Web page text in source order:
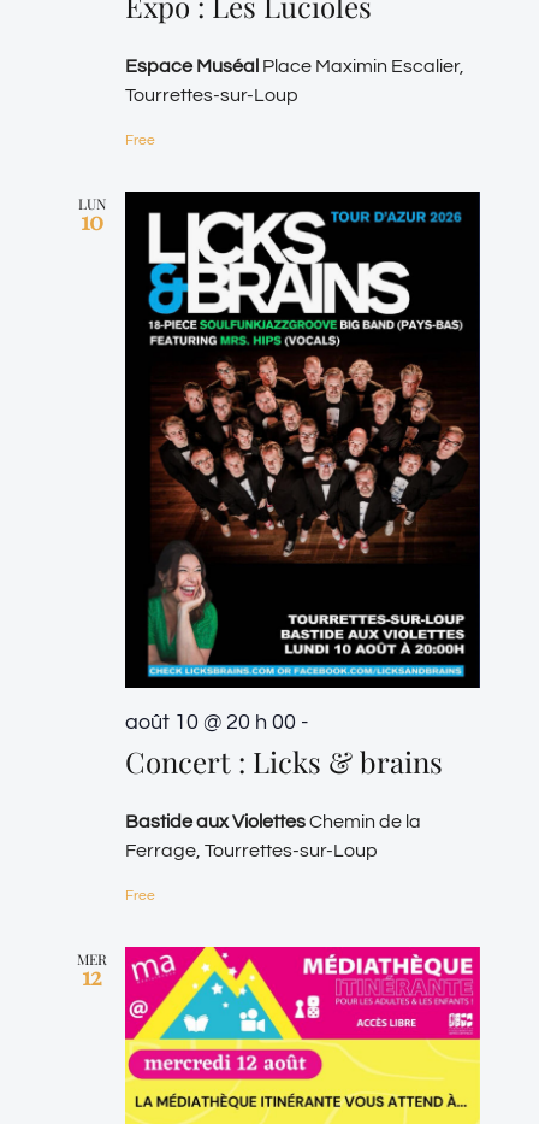
Espace Muséal Place Maximin Escalier,
Tourrettes-sur-Loup
Free
LUN
10
août 10 @ 20 h 00 -
Concert : Licks & brains
Bastide aux ViolettesChemin de la
Ferrage, Tourrettes-sur-Loup
Free
MER
12